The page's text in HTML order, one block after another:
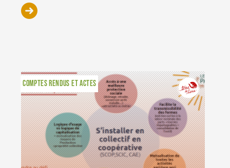
COMPTES RENDUS ET ACTES